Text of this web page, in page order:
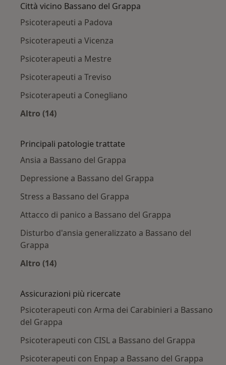
Città vicino Bassano del Grappa
Psicoterapeuti a Padova
Psicoterapeuti a Vicenza
Psicoterapeuti a Mestre
Psicoterapeuti a Treviso
Psicoterapeuti a Conegliano
Altro (14)
Principali patologie trattate
Ansia a Bassano del Grappa
Depressione a Bassano del Grappa
Stress a Bassano del Grappa
Attacco di panico a Bassano del Grappa
Disturbo d'ansia generalizzato a Bassano del
Grappa
Altro (14)
Assicurazioni più ricercate
Psicoterapeuti con Arma dei Carabinieri a Bassano
del Grappa
Psicoterapeuti con CISL a Bassano del Grappa
Psicoterapeuti con Enpap a Bassano del Grappa